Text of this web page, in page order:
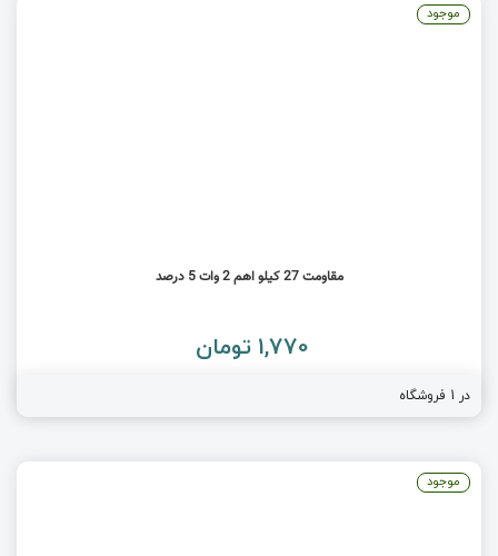
مقاومت 27 کیلو اهم 2 وات 5 درصد
1,770 تومان
در 1 فروشگاه
موجود
موجود